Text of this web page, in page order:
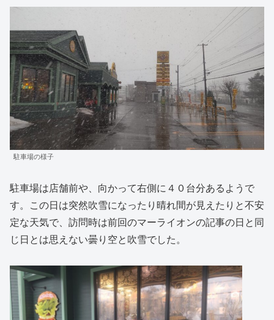
駐車場の様子
駐車場は店舗前や、向かって右側に４０台分あるようで
す。この日は突然吹雪になったり晴れ間が見えたりと不安
定な天気で、訪問時は前回のマーライオンの記事の日と同
じ日とは思えない曇り空と吹雪でした。